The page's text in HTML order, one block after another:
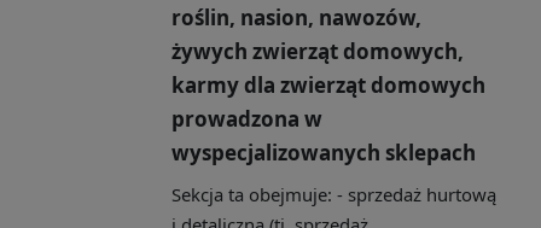
roślin, nasion, nawozów,
żywych zwierząt domowych,
karmy dla zwierząt domowych
prowadzona w
wyspecjalizowanych sklepach
Sekcja ta obejmuje: - sprzedaż hurtową